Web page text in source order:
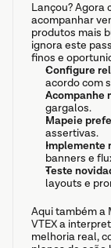
Lançou? Agora
acompanhar
produtos mais
ignora este
finos e
Configure
acordo com
Acompanhe
gargalos.
Mapeie
assertivas.
Implemente
banners e
Teste
layouts e
Aqui também a
VTEX a
melhoria real,